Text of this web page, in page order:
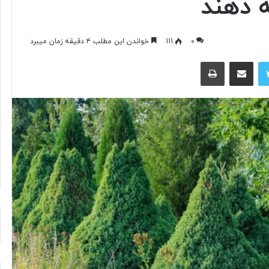
دهند
۰ 111 خواندن این مطلب ۴ دقیقه زمان میبرد
توییتر اشتراک گذاری از طریق ایمیل چاپ
ایرانی با
آیا
را
بگیرد؟
۱۴ ساعت پیش
آیا فناوری می‌تواند جای آتش‌نشان‌ها
را بگیرد؟